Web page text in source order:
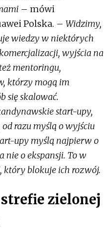
– mówi
Polska. – Widzimy,
wiedzy w niektórych
wyjścia na
mentoringu,
którzy mogą im
się skalować.
start-upy,
razu myślą o wyjściu
upy myślą najpierw o
nie o ekspansji. To w
który blokuje ich rozwój.
zielonej